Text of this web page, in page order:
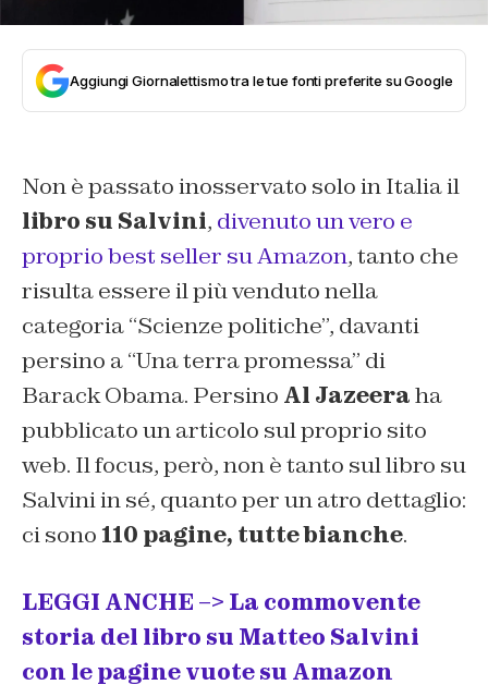
Aggiungi Giornalettismo tra le tue fonti preferite su Google
Non è passato inosservato solo in Italia il
libro su Salvini, divenuto un vero e
proprio best seller su Amazon, tanto che
risulta essere il più venduto nella
categoria “Scienze politiche”, davanti
persino a “Una terra promessa” di
Barack Obama. Persino Al Jazeeraha
pubblicato un articolo sul proprio sito
web. Il focus, però, non è tanto sul libro su
Salvini in sé, quanto per un atro dettaglio:
ci sono 110 pagine, tutte bianche.
LEGGI ANCHE –> La commovente
storia del libro su Matteo Salvini
con le pagine vuote su Amazon